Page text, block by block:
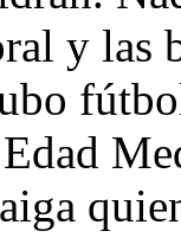
y las